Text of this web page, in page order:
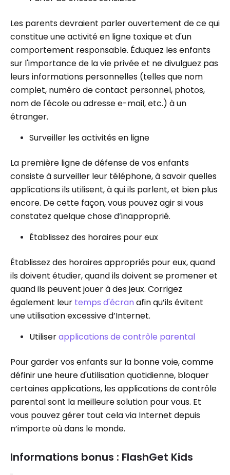
Les parents devraient parler ouvertement de ce qui
constitue une activité en ligne toxique et d'un
comportement responsable. Éduquez les enfants
sur l'importance de la vie privée et ne divulguez pas
leurs informations personnelles (telles que nom
complet, numéro de contact personnel, photos,
nom de l'école ou adresse e-mail, etc.) à un
étranger.
Surveiller les activités en ligne
La première ligne de défense de vos enfants
consiste à surveiller leur téléphone, à savoir quelles
applications ils utilisent, à qui ils parlent, et bien plus
encore. De cette façon, vous pouvez agir si vous
constatez quelque chose d’inapproprié.
Établissez des horaires pour eux
Établissez des horaires appropriés pour eux, quand
ils doivent étudier, quand ils doivent se promener et
quand ils peuvent jouer à des jeux. Corrigez
également leur temps d'écran afin qu’ils évitent
une utilisation excessive d’Internet.
Utiliserapplications de contrôle parental
Pour garder vos enfants sur la bonne voie, comme
définir une heure d'utilisation quotidienne, bloquer
certaines applications, les applications de contrôle
parental sont la meilleure solution pour vous. Et
vous pouvez gérer tout cela via Internet depuis
n’importe où dans le monde.
Informations bonus : FlashGet Kids